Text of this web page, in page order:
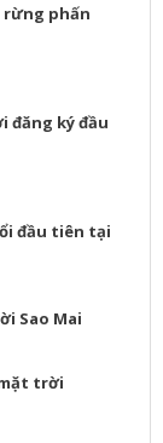
phấn
đăng ký đầu
đầu tiên tại
Sao Mai
trời